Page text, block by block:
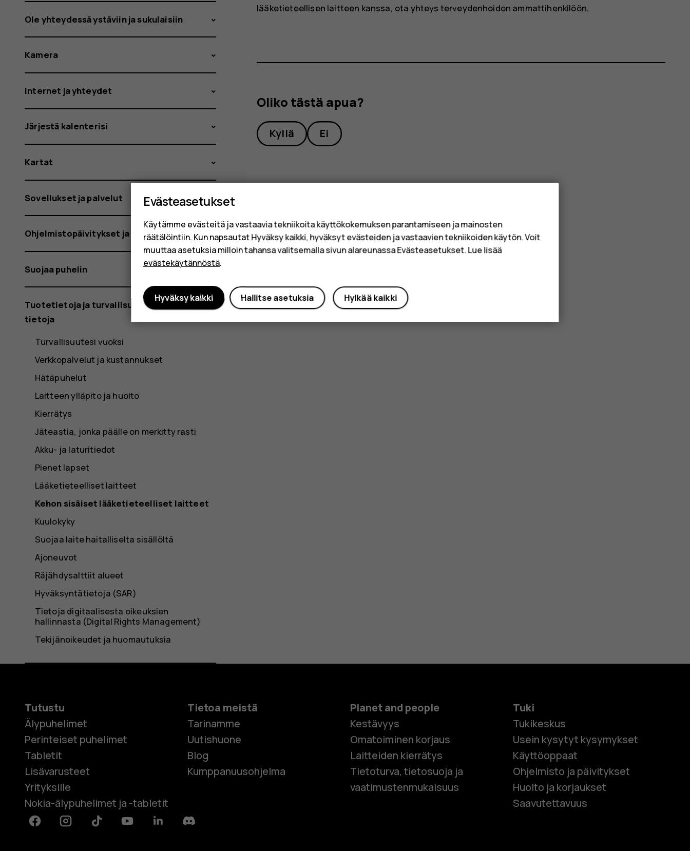
Älypuhelimet
Perinteiset puhelimet
lääketieteellisen laitteen kanssa, ota yhteys terveydenhoidon ammattihenkilöön.
Oliko tästä apua?
Kyllä Ei
Ole yhteydessä ystäviin ja sukulaisiin
Kamera
Internet ja yhteydet
Järjestä kalenterisi
Kartat
Sovellukset ja palvelut
Ohjelmistopäivitykset ja varmuuskopiot
Suojaa puhelin
Tuotetietoja ja turvallisuutta koskevia
tietoja
Turvallisuutesi vuoksi
Verkkopalvelut ja kustannukset
Hätäpuhelut
Laitteen ylläpito ja huolto
Kierrätys
Jäteastia, jonka päälle on merkitty rasti
Akku- ja laturitiedot
Pienet lapset
Lääketieteelliset laitteet
Kehon sisäiset lääketieteelliset laitteet
Kuulokyky
Suojaa laite haitalliselta sisällöltä
Ajoneuvot
Räjähdysalttiit alueet
Hyväksyntätietoja (SAR)
Tietoja digitaalisesta oikeuksien
hallinnasta (Digital Rights Management)
Tekijänoikeudet ja huomautuksia
Tutustu
Älypuhelimet
Perinteiset puhelimet
Tabletit
Lisävarusteet
Yrityksille
Nokia-älypuhelimet ja -tabletit
Tietoa meistä
Tarinamme
Uutishuone
Blog
Kumppanuusohjelma
Planet and people
Kestävyys
Omatoiminen korjaus
Laitteiden kierrätys
Tietoturva, tietosuoja ja
vaatimustenmukaisuus
Tuki
Tukikeskus
Usein kysytyt kysymykset
Käyttöoppaat
Ohjelmisto ja päivitykset
Huolto ja korjaukset
Saavutettavuus
FacebookInstagramTiktok YoutubeLinkedinDiscord
Evästeasetukset
Käytämme evästeitä ja vastaavia tekniikoita käyttökokemuksen parantamiseen ja mainosten
räätälöintiin. Kun napsautat Hyväksy kaikki, hyväksyt evästeiden ja vastaavien tekniikoiden käytön. Voit
muuttaa asetuksia milloin tahansa valitsemalla sivun alareunassa Evästeasetukset. Lue lisää
evästekäytännöstä.
Hylkää kaikki
Hallitse asetuksia
Hyväksy kaikki